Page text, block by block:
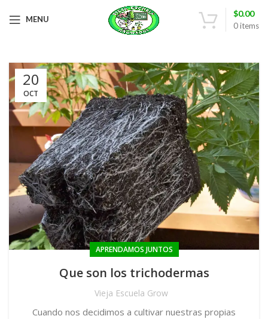
MENU
0items
$0.00
20
OCT
APRENDAMOS JUNTOS
Que son los trichodermas
Vieja Escuela Grow
Cuando nos decidimos a cultivar nuestras propias